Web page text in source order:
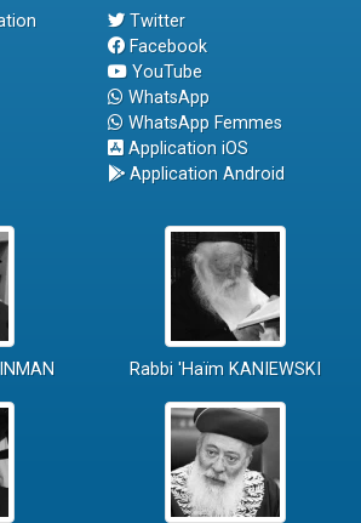
Twitter
Facebook
YouTube
WhatsApp
WhatsApp Femmes
Application iOS
Application Android
Rabbi 'Haïm KANIEWSKI